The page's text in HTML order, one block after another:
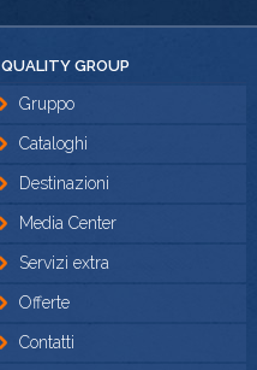
QUALITY GROUP
Gruppo
Cataloghi
Destinazioni
Media Center
Servizi extra
Offerte
Contatti